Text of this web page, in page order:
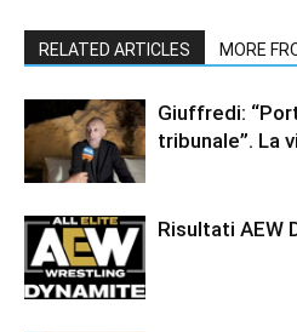
RELATED ARTICLES MORE
Giuffredi:
tribunale”. La
Risultati AEW